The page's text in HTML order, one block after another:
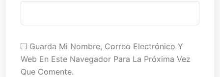
Guarda Mi Nombre, Correo Electrónico Y
Web En Este Navegador Para La Próxima Vez
Que Comente.